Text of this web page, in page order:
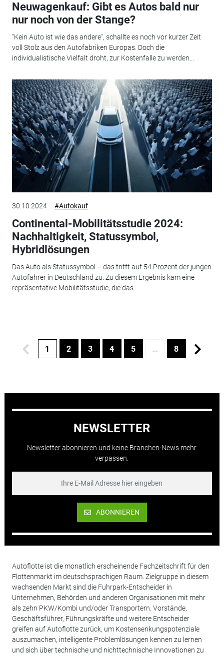
Neuwagenkauf: Gibt es Autos bald nur
nur noch von der Stange?
"Kein Auto ist wie das andere", schallte es noch vor kurzer Zeit
voll Stolz aus den Autofabriken Europas. Doch die
individualistische Vielfalt droht, zur Kostenfalle zu werden...
30.10.2024 #Autokauf
Continental-Mobilitätsstudie 2024:
Nachhaltigkeit, Statussymbol,
Hybridlösungen
Das Auto als Statussymbol – das trifft auf 54 Prozent der jungen
Autofahrer in Deutschland zu. Zu diesem Ergebnis kam eine
repräsentative Mobilitätsstudie, die das...
1 2 3 4 5 … 8
NEWSLETTER
Newsletter abonnieren und keine Branchen-News mehr
verpassen.
ABONNIEREN
Autoflotte ist die monatlich erscheinende Fachzeitschrift für den
Flottenmarkt im deutschsprachigen Raum. Zielgruppe in diesem
wachsenden Markt sind die Fuhrpark-Entscheider in
Unternehmen, Behörden und anderen Organisationen mit mehr
als zehn PKW/Kombi und/oder Transportern. Vorstände,
Geschäftsführer, Führungskräfte und weitere Entscheider
greifen auf Autoflotte zurück, um Kostensenkungspotenziale
auszumachen, intelligente Problemlösungen kennen zu lernen
und sich über technische und nichttechnische Innovationen zu